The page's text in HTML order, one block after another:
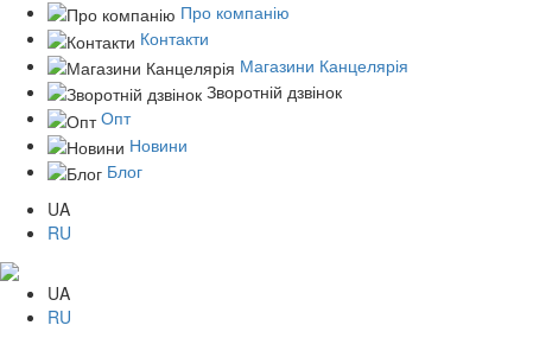
Про компанію
Контакти
Магазини Канцелярія
Зворотній дзвінок
Опт
Новини
Блог
UA
RU
UA
RU